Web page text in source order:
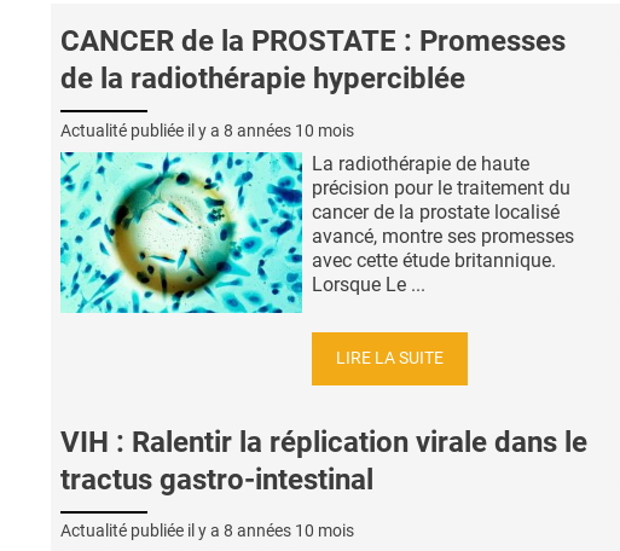
CANCER de la PROSTATE : Promesses
de la radiothérapie hyperciblée
Actualité publiée il y a 8 années 10 mois
La radiothérapie de haute
précision pour le traitement du
cancer de la prostate localisé
avancé, montre ses promesses
avec cette étude britannique.
Lorsque Le ...
LIRE LA SUITE
VIH : Ralentir la réplication virale dans le
tractus gastro-intestinal
Actualité publiée il y a 8 années 10 mois